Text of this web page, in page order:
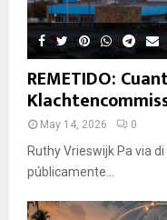
REMETIDO:
May 14, 2026 0
Ruthy Vrieswijk Pa via
públicamente...